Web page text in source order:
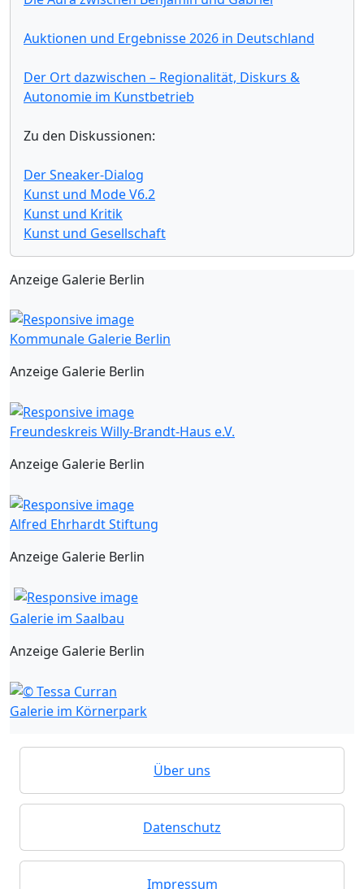
Auktionen und Ergebnisse 2026 in Deutschland
Der Ort dazwischen – Regionalität, Diskurs &
Autonomie im Kunstbetrieb
Zu den Diskussionen:
Der Sneaker-Dialog
Kunst und Mode V6.2
Kunst und Kritik
Kunst und Gesellschaft
Anzeige Galerie Berlin
Kommunale Galerie Berlin
Anzeige Galerie Berlin
Freundeskreis Willy-Brandt-Haus e.V.
Anzeige Galerie Berlin
Alfred Ehrhardt Stiftung
Anzeige Galerie Berlin
Galerie im Saalbau
Anzeige Galerie Berlin
Galerie im Körnerpark
Über uns
Datenschutz
Impressum